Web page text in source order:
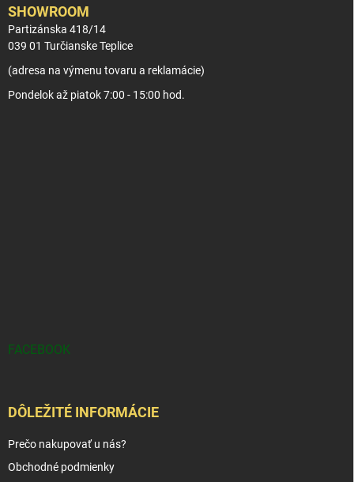
SHOWROOM
Partizánska 418/14
039 01 Turčianske Teplice
(adresa na výmenu tovaru a reklamácie)
Pondelok až piatok 7:00 - 15:00 hod.
FACEBOOK
DÔLEŽITÉ INFORMÁCIE
Prečo nakupovať u nás?
Obchodné podmienky